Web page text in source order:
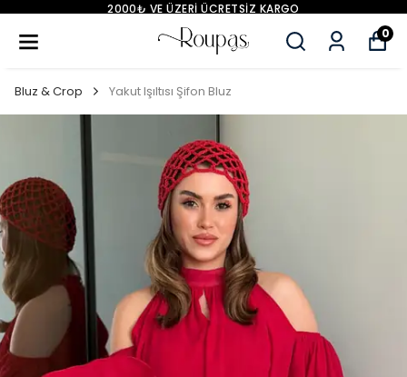
2000₺ VE ÜZERİ ÜCRETSİZ KARGO
0
Bluz & Crop Yakut Işıltısı Şifon Bluz